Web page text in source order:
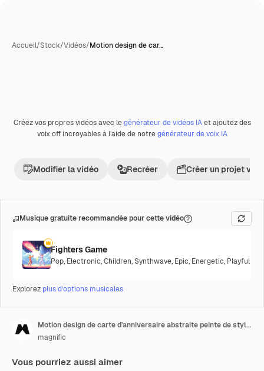
Accueil/Stock/Vidéos/Motion design de car…
Créez vos propres vidéos avec legénérateur de vidéos IAet ajoutez des
voix off incroyables à l’aide de notregénérateur de voix IA
Modifier la vidéo Recréer Créer un projet
Musique gratuite recommandée pour cette vidéo
Fighters Game
Pop, Electronic,Children,Synthwave, Epic, Energetic, Playful
Explorez plus d’options musicales
Motion design de carte d'anniversaire abstraite peinte de style enfantin
magnific
Vous pourriez aussi aimer